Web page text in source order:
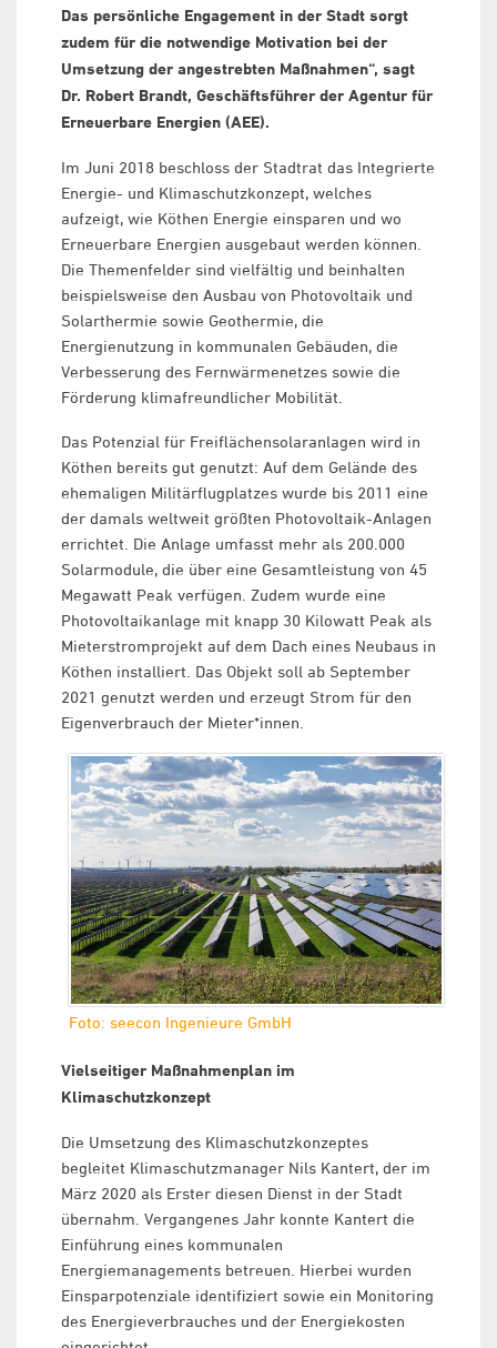
Das persönliche Engagement in der Stadt sorgt
zudem für die notwendige Motivation bei der
Umsetzung der angestrebten Maßnahmen“, sagt
Dr. Robert Brandt, Geschäftsführer der Agentur für
Erneuerbare Energien (AEE).
Im Juni 2018 beschloss der Stadtrat das Integrierte
Energie- und Klimaschutzkonzept, welches
aufzeigt, wie Köthen Energie einsparen und wo
Erneuerbare Energien ausgebaut werden können.
Die Themenfelder sind vielfältig und beinhalten
beispielsweise den Ausbau von Photovoltaik und
Solarthermie sowie Geothermie, die
Energienutzung in kommunalen Gebäuden, die
Verbesserung des Fernwärmenetzes sowie die
Förderung klimafreundlicher Mobilität.
Das Potenzial für Freiflächensolaranlagen wird in
Köthen bereits gut genutzt: Auf dem Gelände des
ehemaligen Militärflugplatzes wurde bis 2011 eine
der damals weltweit größten Photovoltaik-Anlagen
errichtet. Die Anlage umfasst mehr als 200.000
Solarmodule, die über eine Gesamtleistung von 45
Megawatt Peak verfügen. Zudem wurde eine
Photovoltaikanlage mit knapp 30 Kilowatt Peak als
Mieterstromprojekt auf dem Dach eines Neubaus in
Köthen installiert. Das Objekt soll ab September
2021 genutzt werden und erzeugt Strom für den
Eigenverbrauch der Mieter*innen.
Foto: seecon Ingenieure GmbH
Vielseitiger Maßnahmenplan im
Klimaschutzkonzept
Die Umsetzung des Klimaschutzkonzeptes
begleitet Klimaschutzmanager Nils Kantert, der im
März 2020 als Erster diesen Dienst in der Stadt
übernahm. Vergangenes Jahr konnte Kantert die
Einführung eines kommunalen
Energiemanagements betreuen. Hierbei wurden
Einsparpotenziale identifiziert sowie ein Monitoring
des Energieverbrauches und der Energiekosten